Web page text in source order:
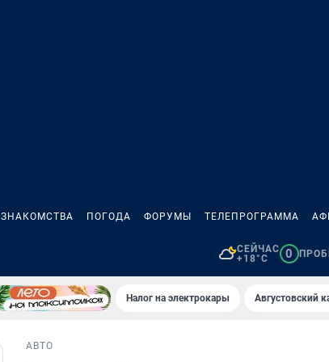
ЗНАКОМСТВА ПОГОДА ФОРУМЫ ТЕЛЕПРОГРАММА
СЕЙЧАС
+18°C
0
Налог на электрокары Августовский
АВТО